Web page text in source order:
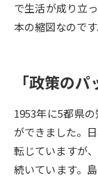
大学で学べる内
データサイエンス特
デジタルパンフレット
新学年スタート号特
（高3生用）
で生活が成り立
本の縮図なのです
「政策の
1953年に5都県
ができました。
転じていますが
続いています。